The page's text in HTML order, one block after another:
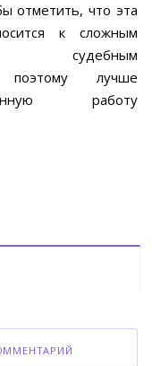
отметить, что эта
к сложным
судебным
поэтому лучше
работу